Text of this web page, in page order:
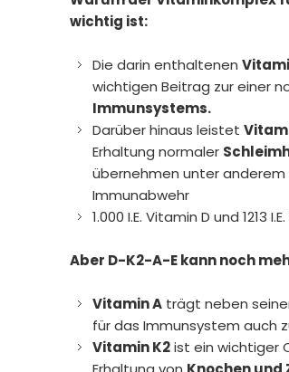
wichtig ist:
Die darin enthaltenen
wichtigen Beitrag zur einer
Immunsystems.
Darüber hinaus leistet
Erhaltung normaler
übernehmen unter anderem
Immunabwehr
1.000 I.E. Vitamin D und 1213
Aber D-K2-A-E kann noch
Vitamin Aträgt neben
für das Immunsystem auch
Vitamin K2ist ein wichtiger